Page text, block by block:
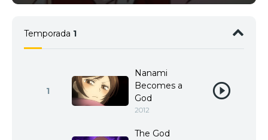
Temporada 1
1
Nanami
Becomes a
God
2012
The God